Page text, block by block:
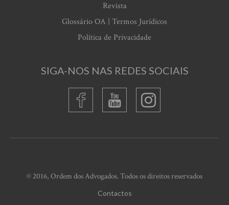
Revista
Glossário OA | Termos Jurídicos
Política de Privacidade
SIGA-NOS NAS REDES SOCIAIS
© 2016, Ordem dos Advogados. Todos os direitos reservados
Contactos